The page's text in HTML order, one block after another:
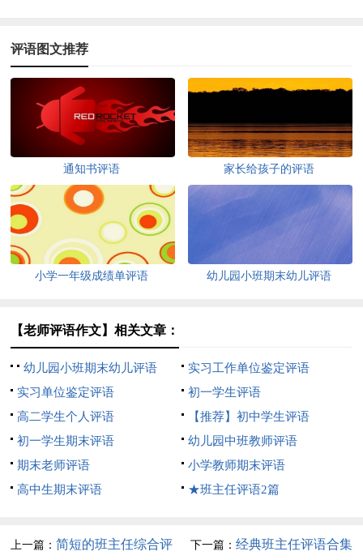
评语图文推荐
通知书评语 家长给孩子的评语
小学一年级成绩单评语 幼儿园小班期末幼儿评语
【老师评语作文】相关文章：
幼儿园小班期末幼儿评语
实习工作单位鉴定评语
实习单位鉴定评语
初一学生评语
高二学生个人评语
【推荐】初中学生评语
初一学生期末评语
幼儿园中班教师评语
期末老师评语
小学教师期末评语
高中生期末评语
★班主任评语2篇
上一篇：简短的班主任综合评 下一篇： 经典班主任评语合集